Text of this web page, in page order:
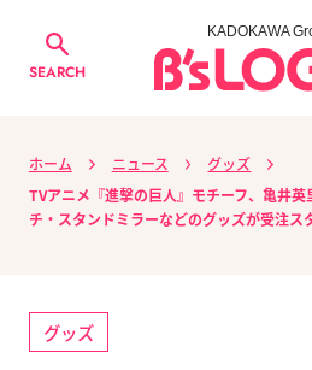
SEARCH
KADOKAWA
ホーム ニュース
グッズ
TVアニメ『進撃の巨人』モチーフ、亀井
チ・スタンドミラーなどのグッズが受注ス
グッズ